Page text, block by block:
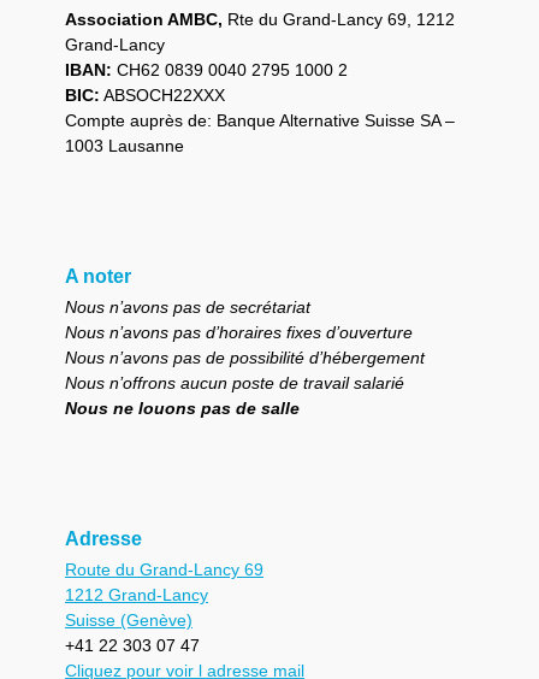
Association AMBC, Rte du Grand-Lancy 69, 1212
Grand-Lancy
IBAN: CH62 0839 0040 2795 1000 2
BIC: ABSOCH22XXX
Compte auprès de: Banque Alternative Suisse SA –
1003 Lausanne
A noter
Nous n’avons pas de secrétariat
Nous n’avons pas d’horaires fixes d’ouverture
Nous n’avons pas de possibilité d’hébergement
Nous n’offrons aucun poste de travail salarié
Nous ne louons pas de salle
Adresse
Route du Grand-Lancy 69
1212 Grand-Lancy
Suisse (Genève)
+41 22 303 07 47
Cliquez pour voir l adresse mail